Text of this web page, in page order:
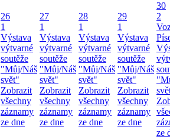
26
1
Výstava
výtvarné
soutěže
"Můj/Náš
svět"
Zobrazit
všechny
záznamy
ze dne
27
1
Výstava
výtvarné
soutěže
"Můj/Náš
svět"
Zobrazit
všechny
záznamy
ze dne
28
1
Výstava
výtvarné
soutěže
"Můj/Náš
svět"
Zobrazit
všechny
záznamy
ze dne
29
1
Výstava
výtvarné
soutěže
"Můj/Náš
svět"
Zobrazit
všechny
záznamy
ze dne
30
2
ze